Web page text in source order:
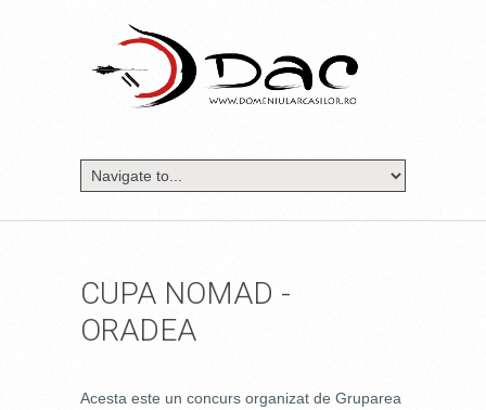
CUPA NOMAD -
ORADEA
Acesta este un concurs organizat de Gruparea